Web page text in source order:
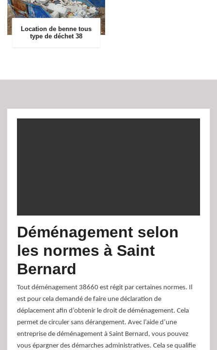
Location de benne tous
type de déchet 38
Déménagement selon
les normes à Saint
Bernard
Tout déménagement 38660 est régit par certaines normes. Il
est pour cela demandé de faire une déclaration de
déplacement afin d’obtenir le droit de déménagement. Cela
permet de circuler sans dérangement. Avec l’aide d’une
entreprise de déménagement à Saint Bernard, vous pouvez
vous épargner des démarches administratives. Cela se qualifie